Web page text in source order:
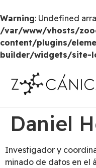
Warning: Undefined
/var/www/vhosts/
content/plugins/
builder/widgets/site-
Daniel
Investigador y
minado de datos en el